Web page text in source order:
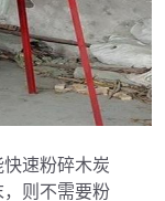
速粉碎木炭
则不需要粉